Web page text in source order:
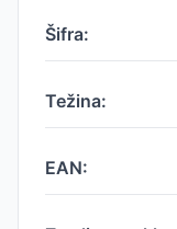
Šifra:
Težina:
EAN: